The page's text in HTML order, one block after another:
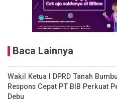
Baca Lainnya
Wakil Ketua I DPRD Tanah
Respons Cepat PT BIB Perkuat
Debu